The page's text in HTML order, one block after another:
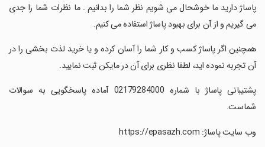
پاساژ دارید ما خوشحال می شویم نظر شما را بدانیم . ما نظرات شما را جدی
می گیریم و از آن برای بهبود پاساژ استفاده می کنیم.
‏‏‏همچنین اگر پاساژ کسب و کار شما را آسان کرده و یا خرید لذت بخشی را در
آن تجربه نموده اید، لطفا نظری برای آن در مایکن ثبت نمایید.
‏‏‏پشتیبانی پاساژ با شماره 02179284000 آماده پاسخگویی به سوالات
شماست.
‏‏‏وب سایت پاساژ: https://epasazh.com